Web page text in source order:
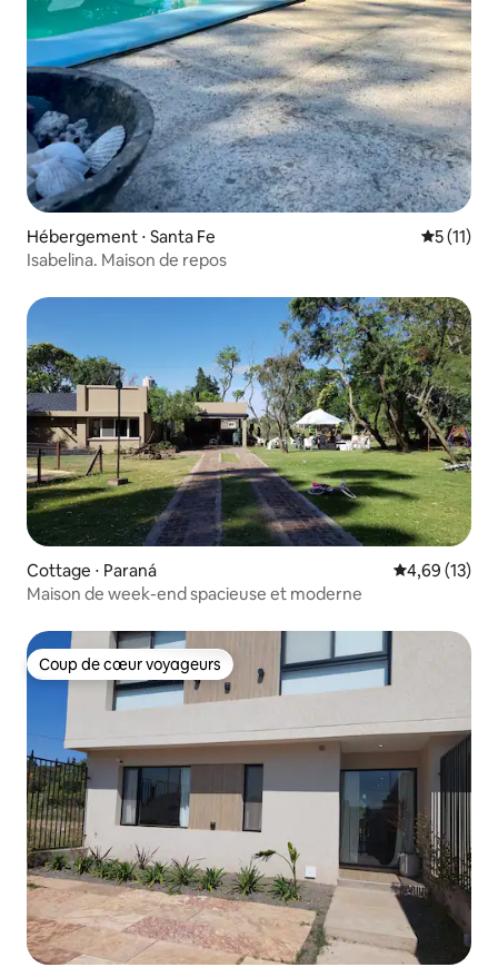
Hébergement ⋅ Santa Fe
5 (11)
Isabelina. Maison de repos
Cottage ⋅ Paraná Évaluation
4,69 (13)
Maison de week-end spacieuse et moderne
Coup de cœur voyageurs
Coup de cœur voyageurs